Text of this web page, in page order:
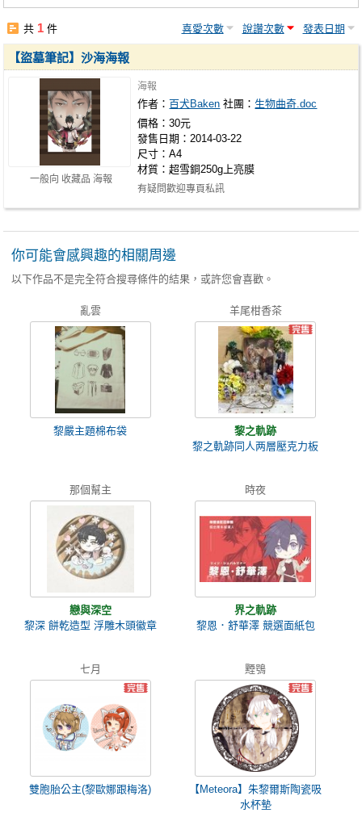
註冊會員
共 1 件 喜愛次數 說讚次數 發表日期
一般向 收藏品 海報
【盜墓筆記】沙海海報
海報
作者：百犬Baken 社團：生物曲奇.doc
價格：30元
發售日期：2014-03-22
尺寸：A4
材質：超雪銅250g上亮膜
有疑問歡迎專頁私訊
你可能會感興趣的相關周邊
以下作品不是完全符合搜尋條件的結果，或許您會喜歡。
亂雲
黎嚴主題棉布袋
羊尾柑香茶
黎之軌跡
黎之軌跡同人两層壓克力板
那個幫主
戀與深空
黎深 餅乾造型 浮雕木頭徽章
時夜
界之軌跡
黎恩．舒華澤 競選面紙包
七月
雙胞胎公主(黎歐娜跟梅洛)
黫鴞
【Meteora】朱黎爾斯陶瓷吸
水杯墊